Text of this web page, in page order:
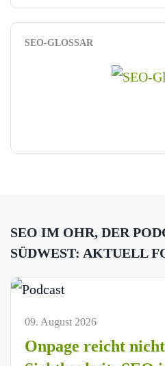
SEO-GLOSSAR
SEO IM OHR, DER
SÜDWEST: AKTUELL
09. August 2026
Onpage reicht